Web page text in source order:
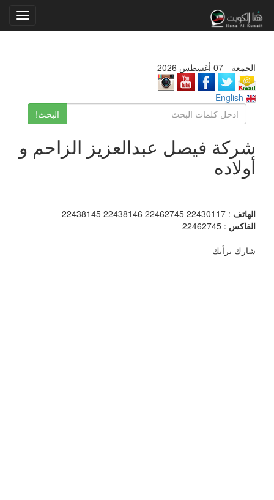
الجمعة - 07 أغسطس 2026
البحث!
شركة فيصل عبدالعزيز الزاحم و
أولاده
الهاتف : 22430117 22462745 22438146 22438145
الفاكس : 22462745
شارك برأيك